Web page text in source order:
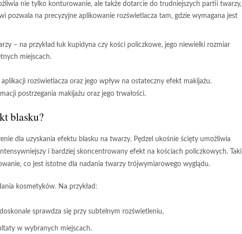
nie tylko konturowanie, ale także dotarcie do trudniejszych partii twarzy,
pozwala na precyzyjne aplikowanie rozświetlacza tam, gdzie wymagana jest
– na przykład łuk kupidyna czy kości policzkowe, jego niewielki rozmiar
miejscach.
rozświetlacza oraz jego wpływ na ostateczny efekt makijażu.
postrzegania makijażu oraz jego trwałości.
blasku?
dla uzyskania efektu blasku na twarzy. Pędzel ukośnie ścięty umożliwia
i bardziej skoncentrowany efekt na kościach policzkowych. Taki
co jest istotne dla nadania twarzy trójwymiarowego wyglądu.
kosmetyków. Na przykład:
sprawdza się przy subtelnym rozświetleniu,
w wybranych miejscach.